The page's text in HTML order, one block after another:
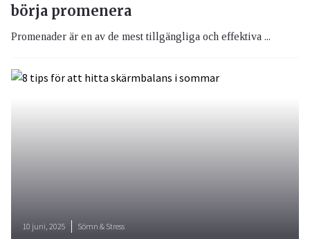
börja promenera
Promenader är en av de mest tillgängliga och effektiva ...
10 juni, 2025 Sömn & Stress